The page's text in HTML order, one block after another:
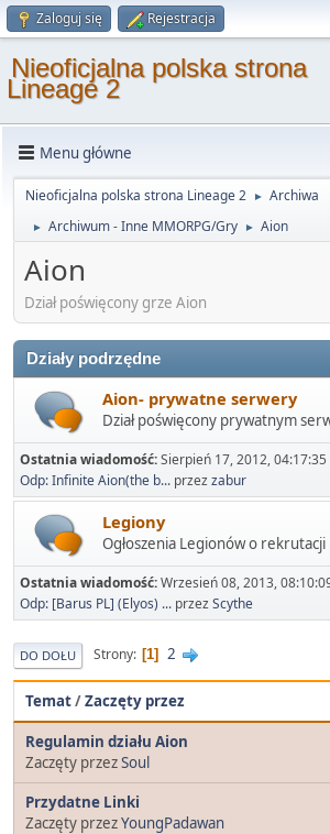
Zaloguj się Rejestracja
Nieoficjalna polska strona
Lineage 2
Menu główne
Nieoficjalna polska strona Lineage 2 ► Archiwa
► Archiwum - Inne MMORPG/Gry ► Aion
Aion
Dział poświęcony grze Aion
Działy podrzędne
Aion- prywatne serwery
Dział poświęcony prywatnym
Ostatnia wiadomość:Sierpień 17, 2012, 04:17:35
Odp: Infinite Aion(the b... przezzabur
Legiony
Ogłoszenia Legionów o rekrutacji
Ostatnia wiadomość:Wrzesień 08, 2013,
Odp: [Barus PL] (Elyos) ... przezScythe
DO DOŁU Strony 1 2
Temat/Zaczęty przez
Regulamin działu Aion
Zaczęty przezSoul
Przydatne Linki
Zaczęty przezYoungPadawan